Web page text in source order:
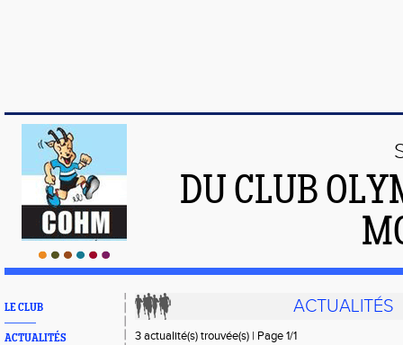
DU CLUB
LE CLUB
ACTUALITÉS
ACTUALITÉS
3 actualité(s) trouvée(s) | Page 1/1